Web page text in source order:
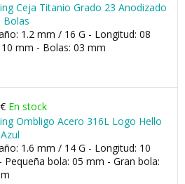
Ceja Titanio Grado 23 Anodizado
Bolas
1.2 mm / 16 G - Longitud: 08
mm - Bolas: 03 mm
En stock
Ombligo Acero 316L Logo Hello
1.6 mm / 14 G - Longitud: 10
Pequeña bola: 05 mm - Gran bola: